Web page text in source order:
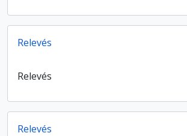
Relevés
Relevés
Relevés